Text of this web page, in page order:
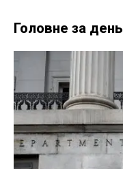
Головне за день